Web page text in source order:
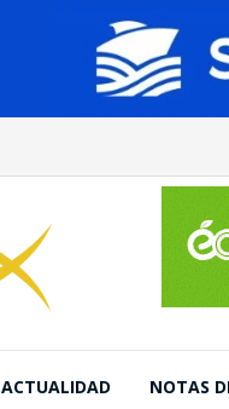
ACTUALIDAD NOTAS